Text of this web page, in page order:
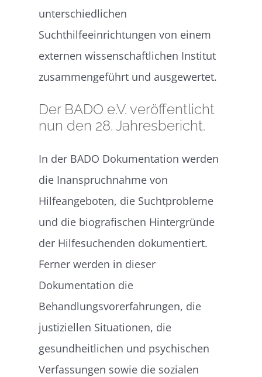
unterschiedlichen
Suchthilfeeinrichtungen von einem
externen wissenschaftlichen Institut
zusammengeführt und ausgewertet.
Der BADO e.V. veröffentlicht
nun den 28. Jahresbericht.
In der BADO Dokumentation werden
die Inanspruchnahme von
Hilfeangeboten, die Suchtprobleme
und die biografischen Hintergründe
der Hilfesuchenden dokumentiert.
Ferner werden in dieser
Dokumentation die
Behandlungsvorerfahrungen, die
justiziellen Situationen, die
gesundheitlichen und psychischen
Verfassungen sowie die sozialen